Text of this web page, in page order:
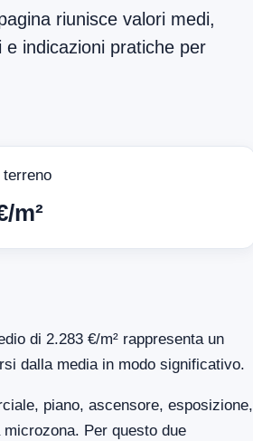
riunisce valori medi,
indicazioni pratiche per
m²
di 2.283 €/m² rappresenta un
dalla media in modo significativo.
piano, ascensore, esposizione,
Per questo due